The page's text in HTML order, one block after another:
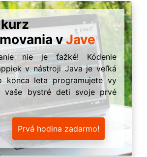
vJave
nie je ťažké! Kódenie
v nástroji Java je veľká
konca leta programujete vy
vaše bystré deti svoje prvé
Prvá hodina zadarmo!